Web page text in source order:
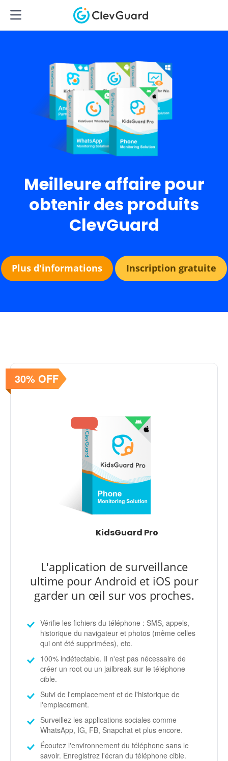
Meilleure affaire pour
obtenir des produits
ClevGuard
Plus d'informations Inscription gratuite
30% OFF
KidsGuard Pro
L'application de surveillance
ultime pour Android et iOS pour
garder un œil sur vos proches.
Vérifie les fichiers du téléphone : SMS, appels,
historique du navigateur et photos (même celles
qui ont été supprimées), etc.
100% indétectable. Il n'est pas nécessaire de
créer un root ou un jailbreak sur le téléphone
cible.
Suivi de l'emplacement et de l'historique de
l'emplacement.
Surveillez les applications sociales comme
WhatsApp, IG, FB, Snapchat et plus encore.
Écoutez l'environnement du téléphone sans le
savoir. Enregistrez l'écran du téléphone cible.